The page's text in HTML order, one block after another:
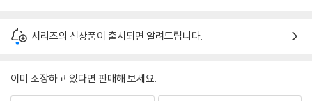
시리즈의 신상품이 출시되면 알려드립니다.
이미 소장하고 있다면 판매해 보세요.